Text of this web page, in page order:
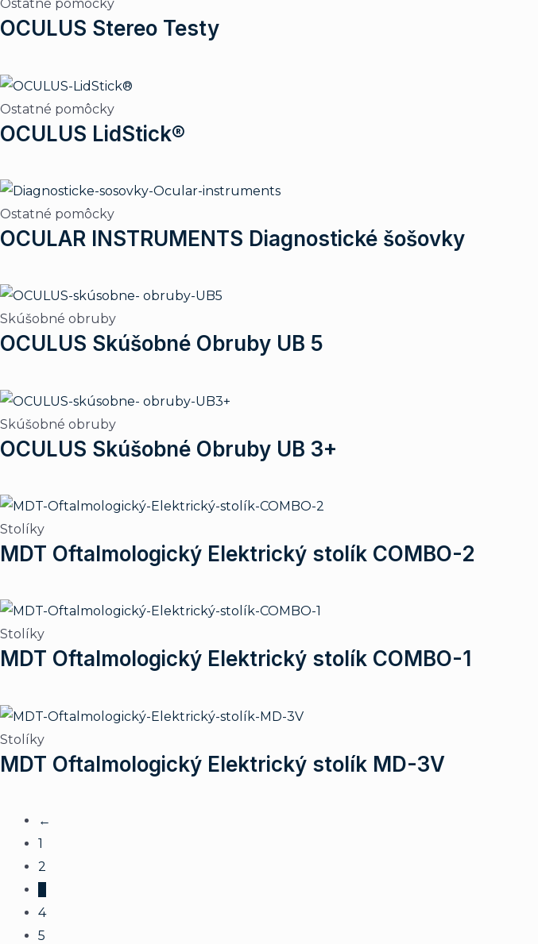
Ostatné pomôcky
OCULUS Stereo Testy
Ostatné pomôcky
OCULUS LidStick®
Ostatné pomôcky
OCULAR INSTRUMENTS Diagnostické šošovky
Skúšobné obruby
OCULUS Skúšobné Obruby UB 5
Skúšobné obruby
OCULUS Skúšobné Obruby UB 3+
Stolíky
MDT Oftalmologický Elektrický stolík COMBO-2
Stolíky
MDT Oftalmologický Elektrický stolík COMBO-1
Stolíky
MDT Oftalmologický Elektrický stolík MD-3V
←
1
2
4
5